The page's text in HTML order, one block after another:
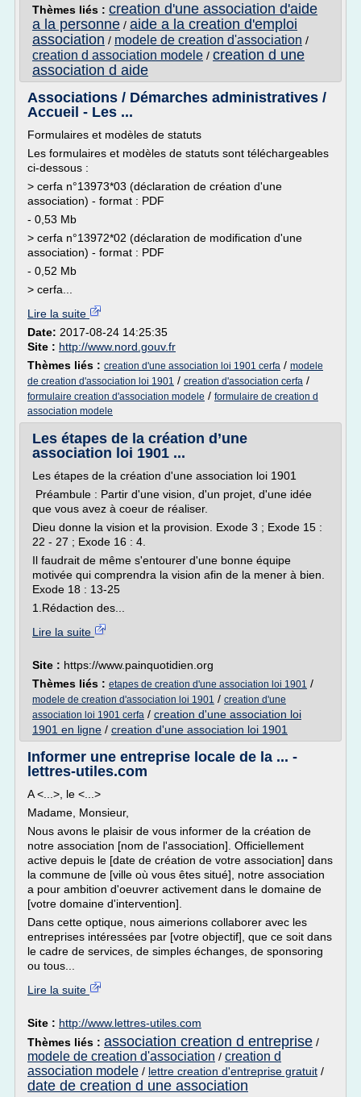
Thèmes liés : creation d'une association d'aide
a la personne / aide a la creation d'emploi
association / modele de creation d'association /
creation d association modele / creation d une
association d aide
Associations / Démarches administratives /
Accueil - Les ...
Formulaires et modèles de statuts
Les formulaires et modèles de statuts sont téléchargeables
ci-dessous :
> cerfa n°13973*03 (déclaration de création d'une
association) - format : PDF
- 0,53 Mb
> cerfa n°13972*02 (déclaration de modification d'une
association) - format : PDF
- 0,52 Mb
> cerfa...
Lire la suite
Date: 2017-08-24 14:25:35
Site : http://www.nord.gouv.fr
Thèmes liés : creation d'une association loi 1901 cerfa / modele
de creation d'association loi 1901 / creation d'association cerfa /
formulaire creation d'association modele / formulaire de creation d
association modele
Les étapes de la création d’une
association loi 1901 ...
Les étapes de la création d'une association loi 1901
Préambule : Partir d'une vision, d'un projet, d'une idée
que vous avez à coeur de réaliser.
Dieu donne la vision et la provision. Exode 3 ; Exode 15 :
22 - 27 ; Exode 16 : 4.
Il faudrait de même s'entourer d'une bonne équipe
motivée qui comprendra la vision afin de la mener à bien.
Exode 18 : 13-25
1.Rédaction des...
Lire la suite
Site : https://www.painquotidien.org
Thèmes liés : etapes de creation d'une association loi 1901 /
modele de creation d'association loi 1901 / creation d'une
association loi 1901 cerfa / creation d'une association loi
1901 en ligne / creation d'une association loi 1901
Informer une entreprise locale de la ... -
lettres-utiles.com
A <...>, le <...>
Madame, Monsieur,
Nous avons le plaisir de vous informer de la création de
notre association [nom de l'association]. Officiellement
active depuis le [date de création de votre association] dans
la commune de [ville où vous êtes situé], notre association
a pour ambition d'oeuvrer activement dans le domaine de
[votre domaine d'intervention].
Dans cette optique, nous aimerions collaborer avec les
entreprises intéressées par [votre objectif], que ce soit dans
le cadre de services, de simples échanges, de sponsoring
ou tous...
Lire la suite
Site : http://www.lettres-utiles.com
Thèmes liés : association creation d entreprise /
modele de creation d'association / creation d
association modele / lettre creation d'entreprise gratuit /
date de creation d une association